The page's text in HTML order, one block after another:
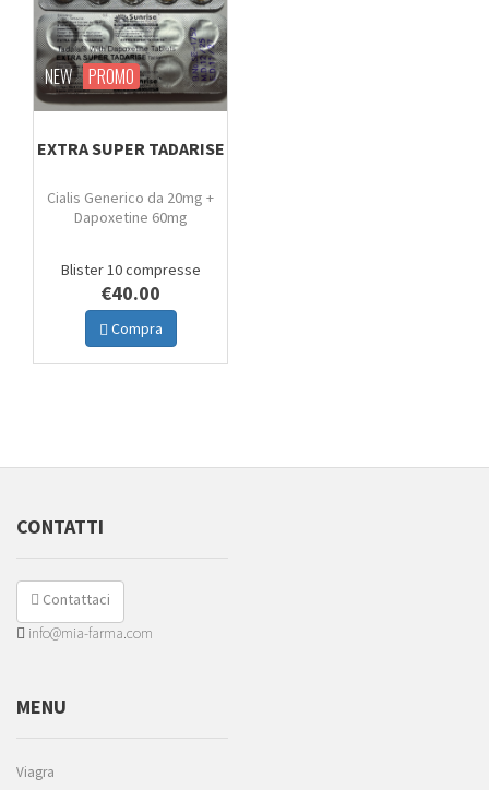
NEW PROMO
EXTRA SUPER TADARISE
Cialis Generico da 20mg +
Dapoxetine 60mg
Blister 10 compresse
€40.00
Compra
CONTATTI
Contattaci
info@mia-farma.com
MENU
Viagra